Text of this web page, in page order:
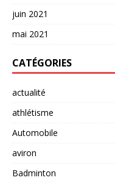
juin 2021
mai 2021
CATÉGORIES
actualité
athlétisme
Automobile
aviron
Badminton